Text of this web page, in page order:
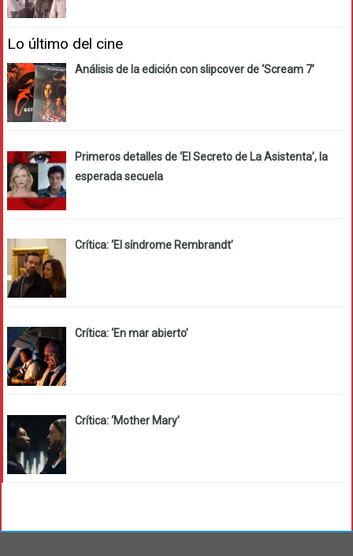
Lo último del cine
Análisis de la edición con slipcover de ‘Scream 7’
Primeros detalles de ‘El Secreto de La Asistenta’, la
esperada secuela
Crítica: ‘El síndrome Rembrandt’
Crítica: ‘En mar abierto’
Crítica: ‘Mother Mary’